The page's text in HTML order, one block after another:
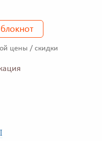
цены / скидки